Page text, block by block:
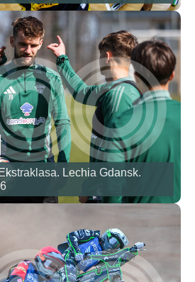
Lechia Gdansk.